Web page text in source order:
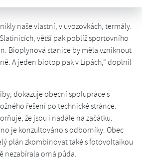
naše vlastní, v uvozovkách, termály.
větší pak poblíž sportovního
Bioplynová stanice by měla vzniknout
A jeden biotop pak v Lípách,“ doplnil
dokazuje obecní spolupráce s
řešení po technické stránce.
že jsou i nadále na začátku.
je konzultováno s odborníky. Obec
plán zkombinovat také s fotovoltaikou
nezabírala orná půda.